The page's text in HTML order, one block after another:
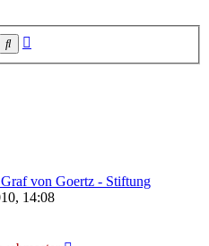
Suche
von Goertz - Stiftung
14:08